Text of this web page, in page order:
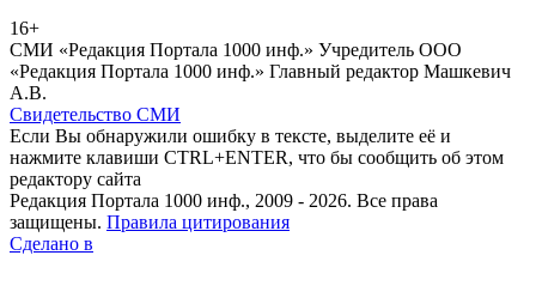
16+
СМИ «Редакция Портала 1000 инф.» Учредитель ООО
«Редакция Портала 1000 инф.» Главный редактор Машкевич
А.В.
Свидетельство СМИ
Если Вы обнаружили ошибку в тексте, выделите её и
нажмите клавиши CTRL+ENTER, что бы сообщить об этом
редактору сайта
Редакция Портала 1000 инф., 2009 - 2026. Все права
защищены. Правила цитирования
Сделано в